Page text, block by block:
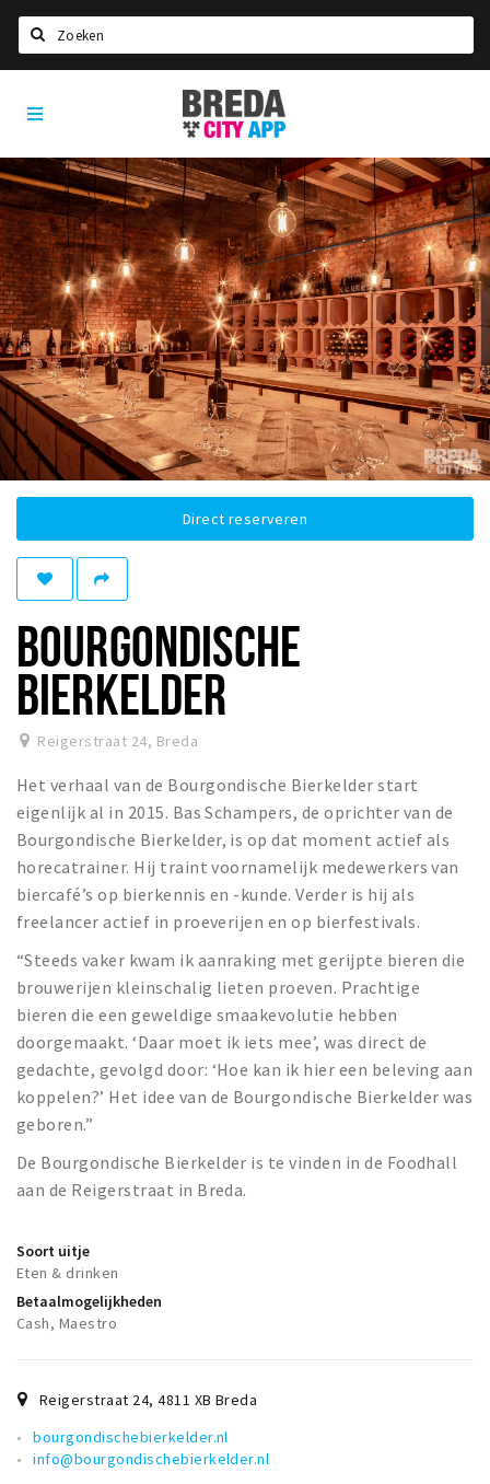
Home
Agenda
Deals
Party pics
Nieuws, interviews & blogs
Eten
Drinken
Slapen
Recreatief
Winkels
Parkeren
Musea, theaters & podia
Uitjes & activiteiten
Toeristische routes
Natuurgebieden
Baroniepoorten
Sport
Privacy
Breda
City
App
Direct reserveren
BOURGONDISCHE
BIERKELDER
Reigerstraat 24, Breda
Het verhaal van de Bourgondische Bierkelder start
eigenlijk al in 2015. Bas Schampers, de oprichter van de
Bourgondische Bierkelder, is op dat moment actief als
horecatrainer. Hij traint voornamelijk medewerkers van
biercafé’s op bierkennis en -kunde. Verder is hij als
freelancer actief in proeverijen en op bierfestivals.
“Steeds vaker kwam ik aanraking met gerijpte bieren die
brouwerijen kleinschalig lieten proeven. Prachtige
bieren die een geweldige smaakevolutie hebben
doorgemaakt. ‘Daar moet ik iets mee’, was direct de
gedachte, gevolgd door: ‘Hoe kan ik hier een beleving aan
koppelen?’ Het idee van de Bourgondische Bierkelder was
geboren.”
De Bourgondische Bierkelder is te vinden in de Foodhall
aan de Reigerstraat in Breda.
Soort uitje
Eten & drinken
Betaalmogelijkheden
Cash, Maestro
Reigerstraat 24,4811 XB Breda
bourgondischebierkelder.nl
info@bourgondischebierkelder.nl